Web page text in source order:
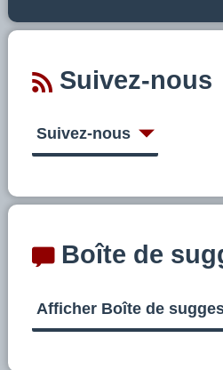
Suivez-nous
Suivez-nous
Boîte de
Afficher Boîte de